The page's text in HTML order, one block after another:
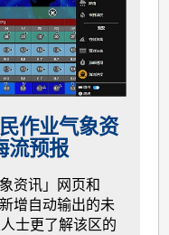
作业气象资
流预报
资讯」网页和
增自动输出的未
士更了解该区的